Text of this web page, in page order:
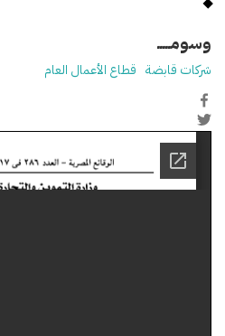
وسومـــــ
شركات قابضة قطاع الأعمال العام